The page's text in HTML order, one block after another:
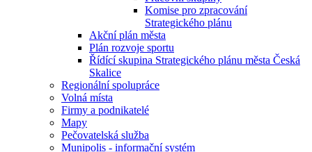
Komise pro zpracování
Strategického plánu
Akční plán města
Plán rozvoje sportu
Řídící skupina Strategického plánu města Česká
Skalice
Regionální spolupráce
Volná místa
Firmy a podnikatelé
Mapy
Pečovatelská služba
Munipolis - informační systém